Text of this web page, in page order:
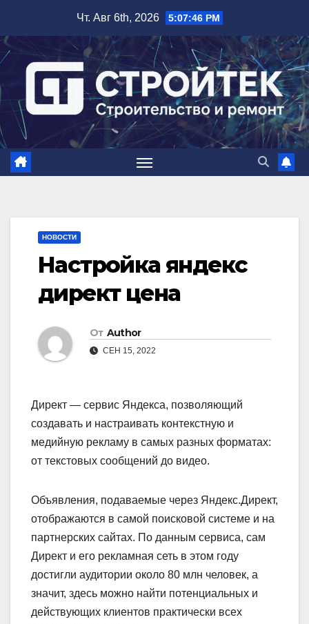
содержимому
Чт. Авг 6th, 2026 5:07:47 PM
НОВОСТИ
Настройка яндекс
директ цена
От Author
СЕН 15, 2022
Директ — сервис Яндекса, позволяющий
создавать и настраивать контекстную и
медийную рекламу в самых разных форматах:
от текстовых сообщений до видео.
Объявления, подаваемые через Яндекс.Директ,
отображаются в самой поисковой системе и на
партнерских сайтах. По данным сервиса, сам
Директ и его рекламная сеть в этом году
достигли аудитории около 80 млн человек, а
значит, здесь можно найти потенциальных и
действующих клиентов практически всех